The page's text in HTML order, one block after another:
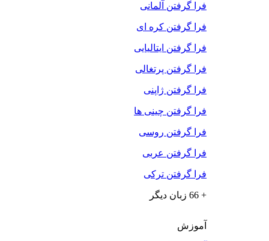
فرا گرفتن آلمانی
فرا گرفتن کره ای
فرا گرفتن ایتالیایی
فرا گرفتن پرتغالی
فرا گرفتن ژاپنی
فرا گرفتن چینی ها
فرا گرفتن روسی
فرا گرفتن عربی
فرا گرفتن ترکی
+ 66 زبان دیگر
آموزش